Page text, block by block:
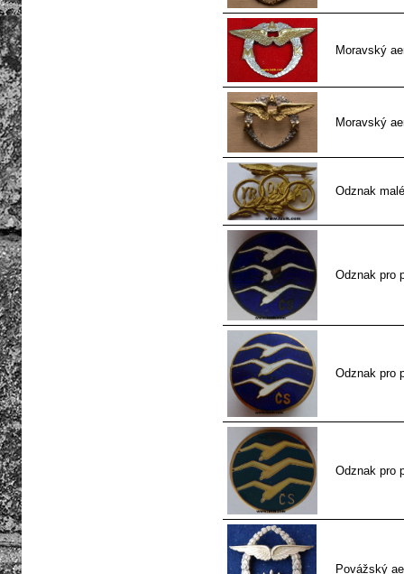
Moravský
Moravský
Odznak
Odznak pro
Odznak pro
Odznak pro
Povážský